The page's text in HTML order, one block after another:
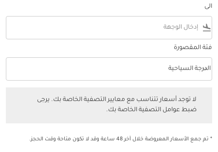
الى
flight_land
فئة المقصورة
فئة المقصورة option الدرجة السياحية Selected
الدرجة السياحية
keyboard_arrow_down
لا توجد أسعار تتناسب مع معايير التصفية الخاصة بك. يرجى
ضبط عوامل التصفية الخاصة بك.
* تم جمع الأسعار المعروضة خلال آخر 48 ساعة وقد لا تكون متاحة وقت الحجز.